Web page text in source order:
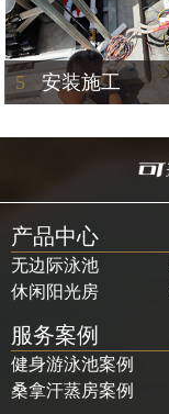
5 安装施工
产品中心
无边际泳池
休闲阳光房
服务案例
健身游泳池案例
桑拿汗蒸房案例